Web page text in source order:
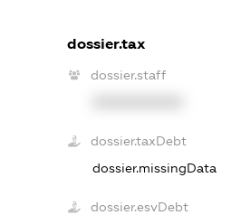
dossier.tax
dossier.staff
dossier.taxDebt
dossier.missingData
dossier.esvDebt